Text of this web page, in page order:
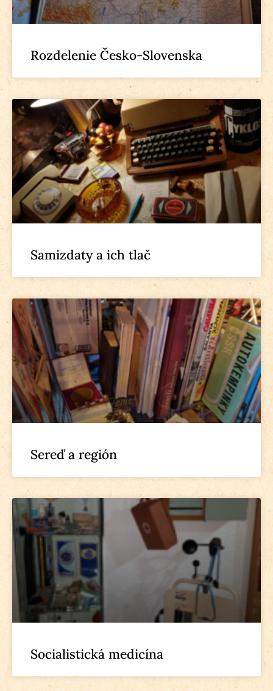
Rozdelenie Česko-Slovenska
Samizdaty a ich tlač
Sereď a región
Socialistická medicína